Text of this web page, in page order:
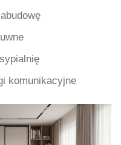
komunikacyjne